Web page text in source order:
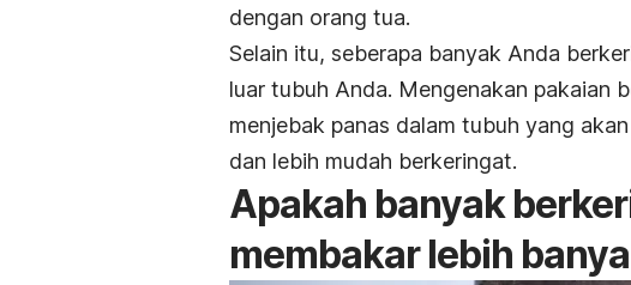
dengan orang tua.
Selain itu, seberapa banyak Anda
luar tubuh Anda. Mengenakan pakaian
menjebak panas dalam tubuh yang
dan lebih mudah berkeringat.
Apakah banyak
membakar lebih